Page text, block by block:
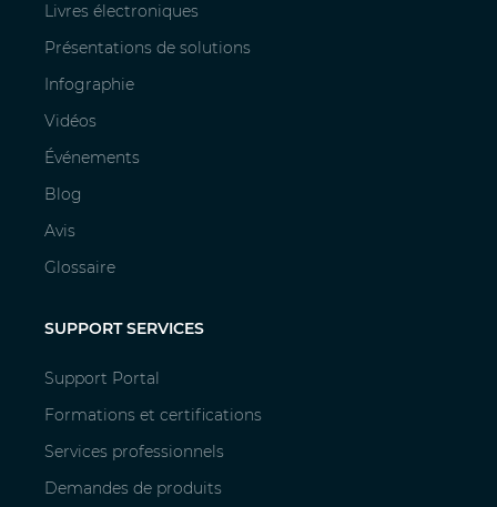
Livres électroniques
Présentations de solutions
Infographie
Vidéos
Événements
Blog
Avis
Glossaire
SUPPORT SERVICES
Support Portal
Formations et certifications
Services professionnels
Demandes de produits